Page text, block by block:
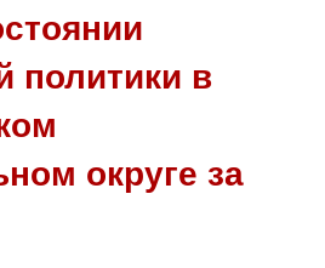
политики в
округе за